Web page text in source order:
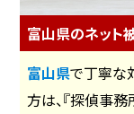
富山県のネット
富山県で丁寧な
方は、『探偵事